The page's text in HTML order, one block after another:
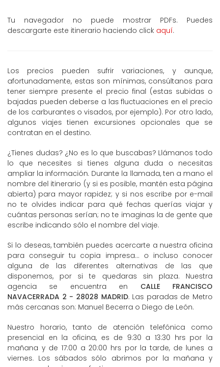
Tu navegador no puede mostrar PDFs. Puedes
descargarte este itinerario haciendo click aquí.
Los precios pueden sufrir variaciones, y aunque,
afortunadamente, estas son mínimas, consúltanos para
tener siempre presente el precio final (estas subidas o
bajadas pueden deberse a las fluctuaciones en el precio
de los carburantes o visados, por ejemplo). Por otro lado,
algunos viajes tienen excursiones opcionales que se
contratan en el destino.
¿Tienes dudas? ¿No es lo que buscabas? Llámanos todo
lo que necesites si tienes alguna duda o necesitas
ampliar la información. Durante la llamada, ten a mano el
nombre del itinerario (y si es posible, mantén esta página
abierta) para mayor rapidez; y si nos escribe por e-mail
no te olvides indicar para qué fechas querías viajar y
cuántas personas serían; no te imaginas la de gente que
escribe indicando sólo el nombre del viaje.
Si lo deseas, también puedes acercarte a nuestra oficina
para conseguir tu copia impresa... o incluso conocer
alguna de las diferentes alternativas de las que
disponemos, por si te quedaras sin plaza. Nuestra
agencia se encuentra en CALLE FRANCISCO
NAVACERRADA 2 - 28028 MADRID. Las paradas de Metro
más cercanas son: Manuel Becerra o Diego de León.
Nuestro horario, tanto de atención telefónica como
presencial en la oficina, es de 9:30 a 13:30 hrs por la
mañana y de 17:00 a 20:00 hrs por la tarde, de lunes a
viernes. Los sábados sólo abrimos por la mañana y